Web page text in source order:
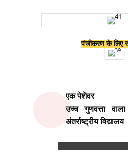
पंजीकरण के लिए
एक पेशेवर
उच्च गुणवत्ता वाला
अंतर्राष्ट्रीय विद्यालय